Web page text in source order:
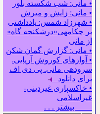
• مانی: شب شکسته بلور
• مانی: زایش و میرش
• شهرزاد شمس: یادداشتی
بر چکامه‍ی«درشکنجه گاه»
از مانی
• مانی: گزارش گمان شکن
• آوازهای کوروش آریایی.
سروده‍ی مانی. پی دی اف
برای دانلود
• خاکسپاری غیردینی-
غیراسلامی
بیشتر . . .